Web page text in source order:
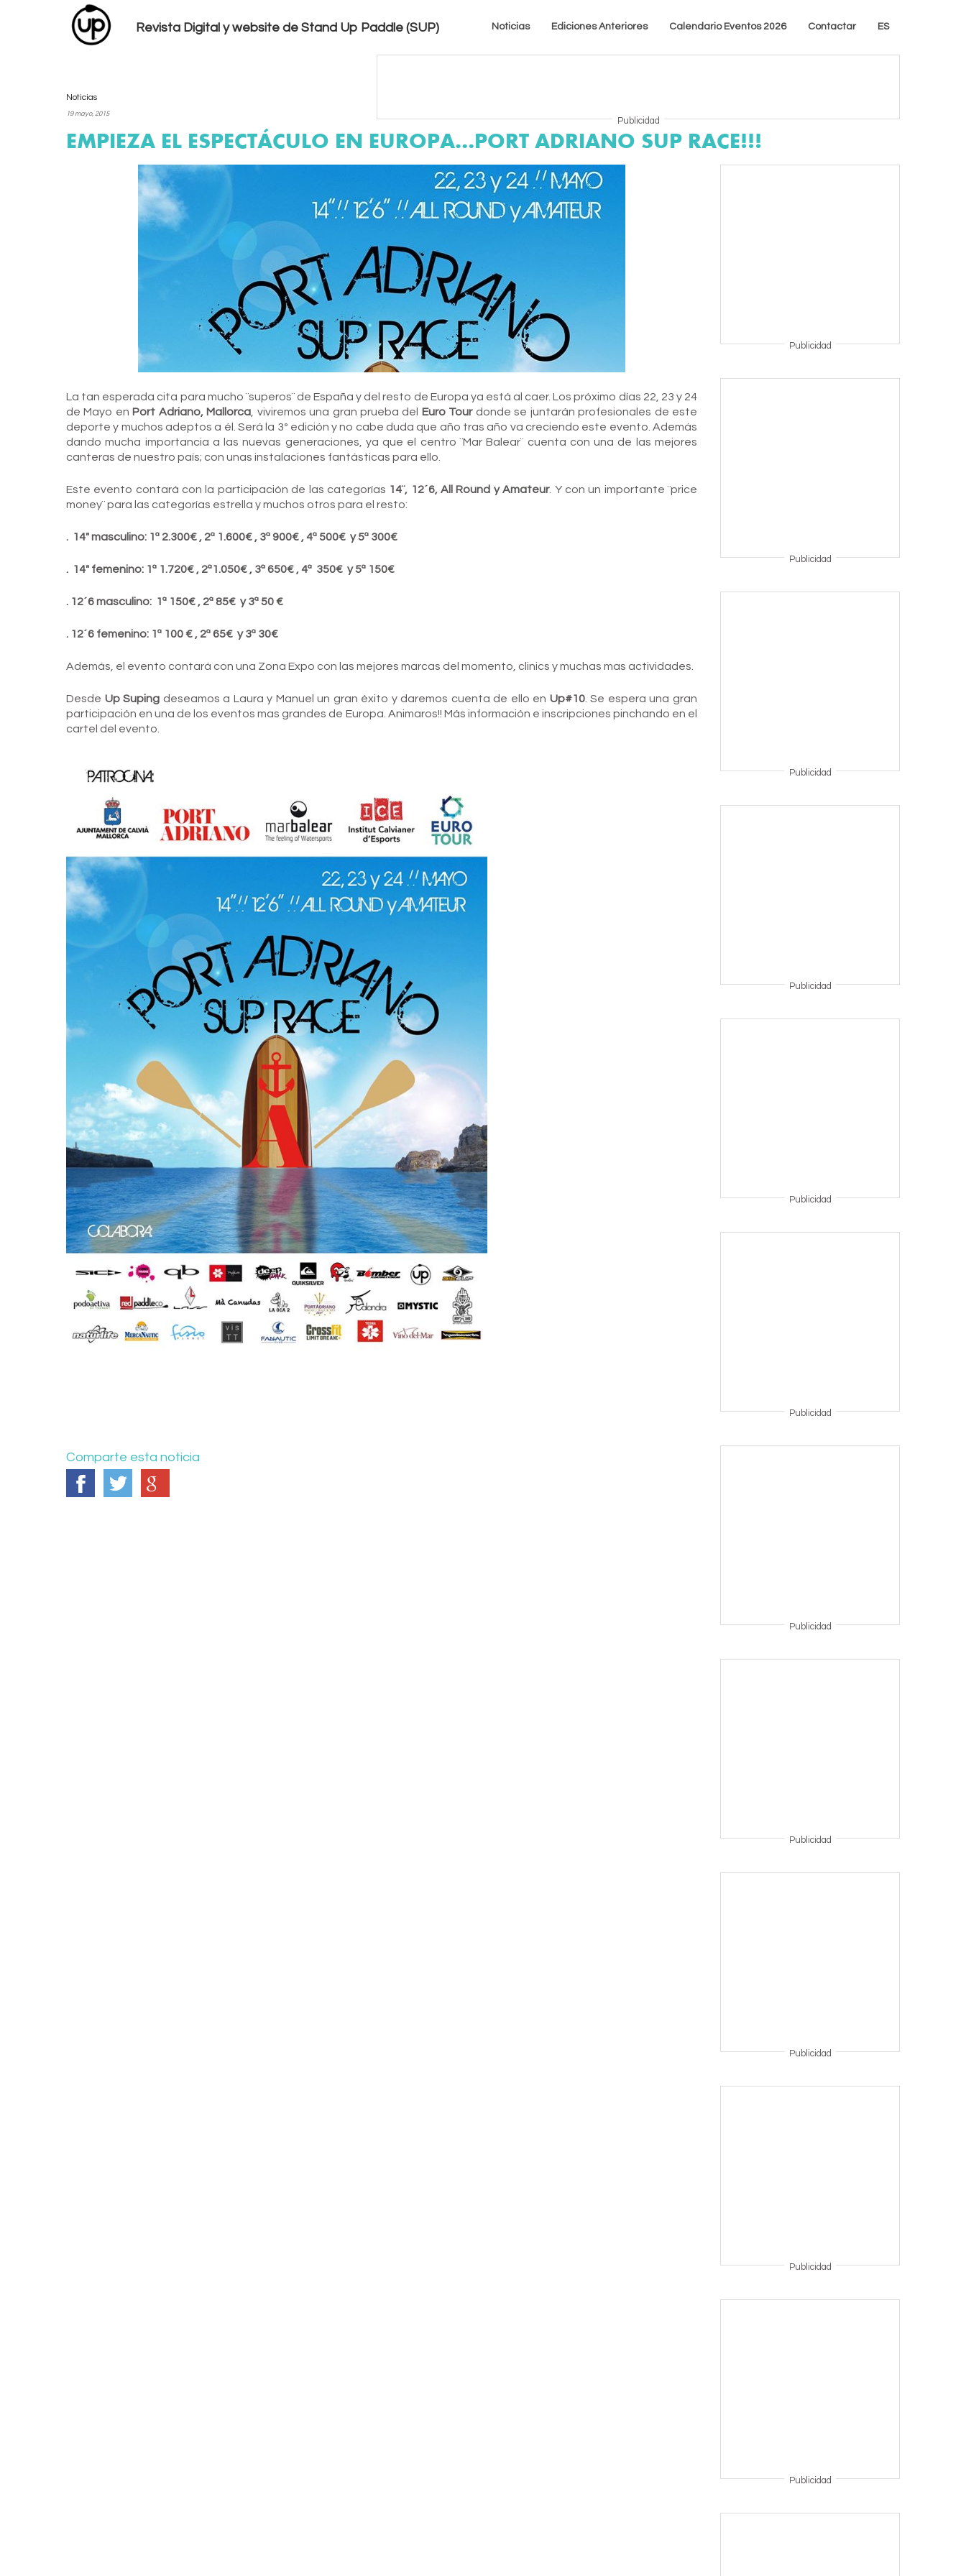
Revista Digital y website de Stand Up Paddle (SUP) Noticias Ediciones Anteriores Calendario Eventos 2026 Contactar ES
Publicidad
Noticias
19 mayo, 2015
EMPIEZA EL ESPECTÁCULO EN EUROPA…PORT ADRIANO SUP RACE!!!
La tan esperada cita para mucho ¨superos¨ de España y del resto de Europa ya está al caer. Los próximo días 22, 23 y 24
de Mayo en Port Adriano, Mallorca , viviremos una gran prueba del Euro Tourdonde se juntarán profesionales de este
deporte y muchos adeptos a él. Será la 3º edición y no cabe duda que año tras año va creciendo este evento. Además
dando mucha importancia a las nuevas generaciones, ya que el centro ¨Mar Balear¨ cuenta con una de las mejores
canteras de nuestro país; con unas instalaciones fantásticas para ello.
Este evento contará con la participación de las categorías 14¨, 12´6, All Round y Amateur. Y con un importante ¨price
money¨ para las categorías estrella y muchos otros para el resto:
. 14″ masculino: 1ª 2.300€ , 2ª 1.600€ , 3ª 900€ , 4ª 500€ y 5ª 300€
. 14″ femenino: 1ª 1.720€ , 2ª1.050€ , 3ª 650€ , 4ª 350€ y 5ª 150€
. 12´6 masculino: 1ª 150€ , 2ª 85€ y 3ª 50 €
. 12´6 femenino: 1ª 100 € , 2ª 65€ y 3ª 30€
Además, el evento contará con una Zona Expo con las mejores marcas del momento, clinics y muchas mas actividades.
Desde Up Suping deseamos a Laura y Manuel un gran éxito y daremos cuenta de ello en Up#10. Se espera una gran
participación en una de los eventos mas grandes de Europa. Animaros!! Más información e inscripciones pinchando en el
cartel del evento.
Comparte esta noticia
Publicidad
Publicidad
Publicidad
Publicidad
Publicidad
Publicidad
Publicidad
Publicidad
Publicidad
Publicidad
Publicidad